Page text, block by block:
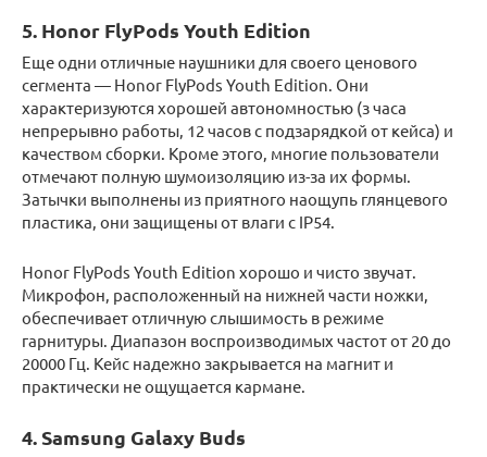
5. Honor FlyPods Youth Edition
Еще одни отличные наушники для своего ценового
сегмента — Honor FlyPods Youth Edition. Они
характеризуются хорошей автономностью (з часа
непрерывно работы, 12 часов с подзарядкой от кейса) и
качеством сборки. Кроме этого, многие пользователи
отмечают полную шумоизоляцию из-за их формы.
Затычки выполнены из приятного наощупь глянцевого
пластика, они защищены от влаги с IP54.
Honor FlyPods Youth Edition хорошо и чисто звучат.
Микрофон, расположенный на нижней части ножки,
обеспечивает отличную слышимость в режиме
гарнитуры. Диапазон воспроизводимых частот от 20 до
20000 Гц. Кейс надежно закрывается на магнит и
практически не ощущается кармане.
4. Samsung Galaxy Buds